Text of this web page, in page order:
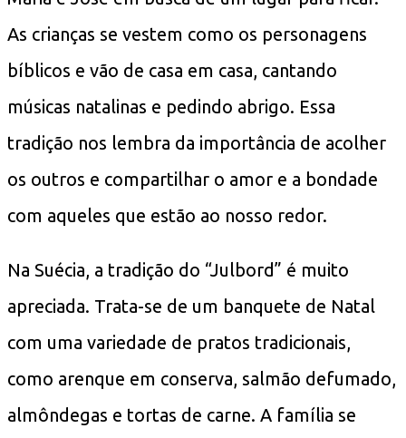
As crianças se vestem como os personagens
bíblicos e vão de casa em casa, cantando
músicas natalinas e pedindo abrigo. Essa
tradição nos lembra da importância de acolher
os outros e compartilhar o amor e a bondade
com aqueles que estão ao nosso redor.
Na Suécia, a tradição do “Julbord” é muito
apreciada. Trata-se de um banquete de Natal
com uma variedade de pratos tradicionais,
como arenque em conserva, salmão defumado,
almôndegas e tortas de carne. A família se